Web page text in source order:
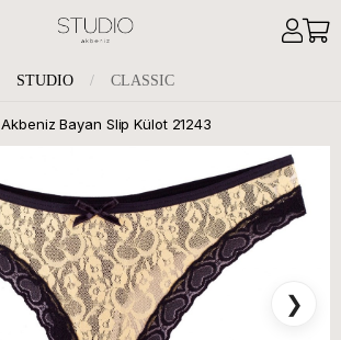
STUDIO / CLASSIC
Akbeniz Bayan Slip Külot 21243
❯